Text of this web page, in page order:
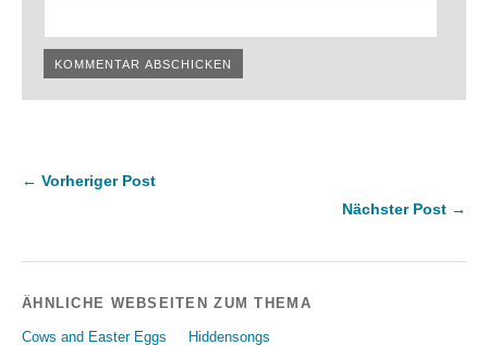
← Vorheriger Post
Nächster Post →
ÄHNLICHE WEBSEITEN ZUM THEMA
Cows and Easter Eggs Hiddensongs